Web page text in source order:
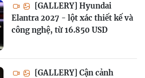
[GALLERY] Hyundai
Elantra 2027 - lột xác thiết kế và
công nghệ, từ 16.850 USD
[GALLERY] Cận cảnh